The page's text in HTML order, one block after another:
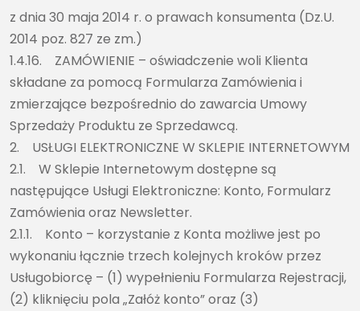
z dnia 30 maja 2014 r. o prawach konsumenta (Dz.U.
2014 poz. 827 ze zm.)
1.4.16. ZAMÓWIENIE – oświadczenie woli Klienta
składane za pomocą Formularza Zamówienia i
zmierzające bezpośrednio do zawarcia Umowy
Sprzedaży Produktu ze Sprzedawcą.
2. USŁUGI ELEKTRONICZNE W SKLEPIE INTERNETOWYM
2.1. W Sklepie Internetowym dostępne są
następujące Usługi Elektroniczne: Konto, Formularz
Zamówienia oraz Newsletter.
2.1.1. Konto – korzystanie z Konta możliwe jest po
wykonaniu łącznie trzech kolejnych kroków przez
Usługobiorcę – (1) wypełnieniu Formularza Rejestracji,
(2) kliknięciu pola „Załóż konto” oraz (3)